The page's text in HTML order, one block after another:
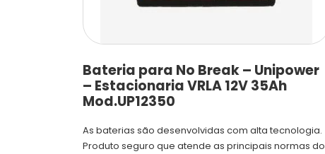
Bateria para No Break – Unipower
– Estacionaria VRLA 12V 35Ah
Mod.UP12350
As baterias são desenvolvidas com alta tecnologia.
Produto seguro que atende as principais normas do